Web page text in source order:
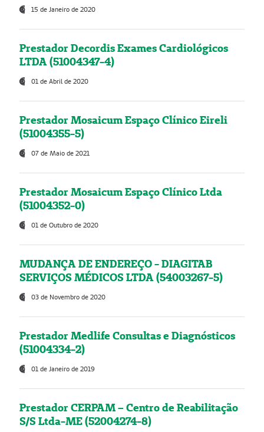
15 de Janeiro de 2020
Prestador Decordis Exames Cardiológicos
LTDA (51004347-4)
01 de Abril de 2020
Prestador Mosaicum Espaço Clínico Eireli
(51004355-5)
07 de Maio de 2021
Prestador Mosaicum Espaço Clínico Ltda
(51004352-0)
01 de Outubro de 2020
MUDANÇA DE ENDEREÇO - DIAGITAB
SERVIÇOS MÉDICOS LTDA (54003267-5)
03 de Novembro de 2020
Prestador Medlife Consultas e Diagnósticos
(51004334-2)
01 de Janeiro de 2019
Prestador CERPAM – Centro de Reabilitação
S/S Ltda-ME (52004274-8)